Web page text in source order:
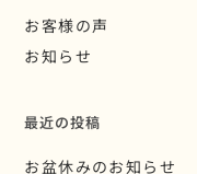
お客様の声
お知らせ
最近の投稿
お盆休みのお知らせ